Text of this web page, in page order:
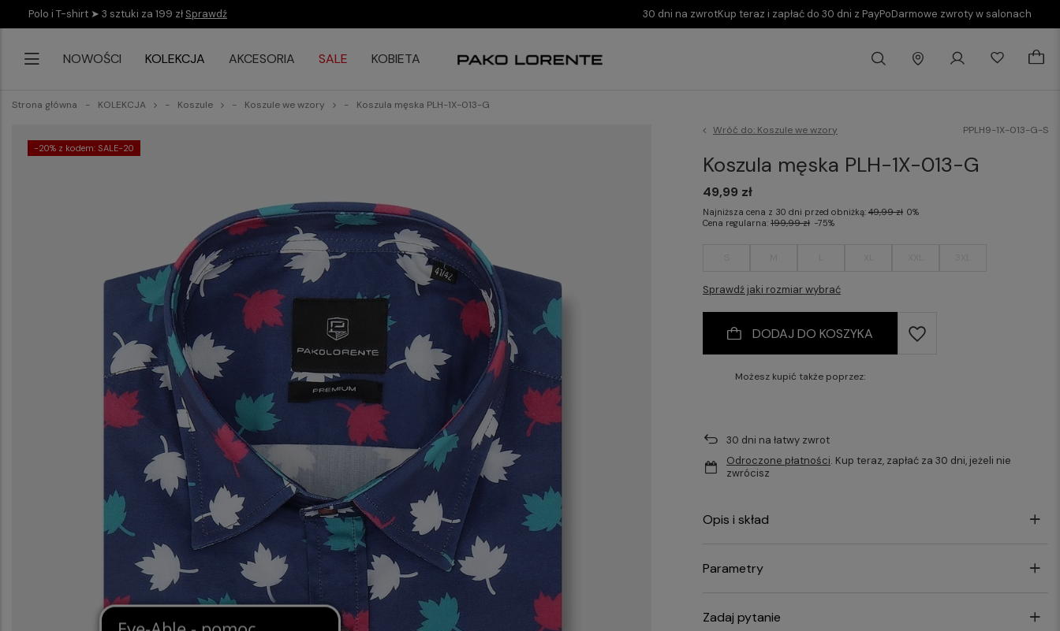
Polo i T-shirt ➤ 3 sztuki za 199 zł Sprawdź 30 dni na zwrotKup teraz i zapłać do 30 dni z PayPoDarmowe zwroty w salonach
NOWOŚCI KOLEKCJA AKCESORIA SALE KOBIETA
Strona główna KOLEKCJA Koszule Koszule we wzory Koszula męska PLH-1X-013-G
-20% z kodem: SALE-20
Wróć do: Koszule we wzory PPLH9-1X-013-G-S
Koszula męska PLH-1X-013-G
Sprawdź jaki rozmiar wybrać
49,99 zł
Najniższa cena z 30 dni przed obniżką:49,99 zł 0%
Cena regularna:199,99 zł -75%
DODAJ DO KOSZYKA
Możesz kupić także poprzez:
30 dni na łatwy zwrot
Odroczone płatności. Kup teraz, zapłać za 30 dni, jeżeli nie
zwrócisz
Opis i skład
Parametry
Zadaj pytanie